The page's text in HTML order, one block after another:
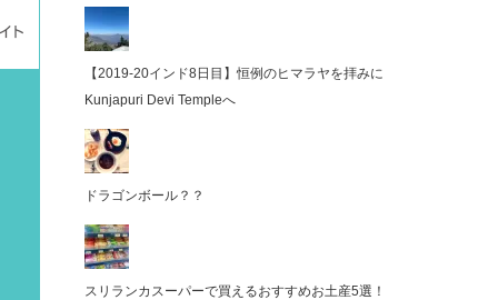
【2019-20インド8日目】恒例のヒマラヤを拝みに
Kunjapuri Devi Templeへ
ドラゴンボール？？
スリランカスーパーで買えるおすすめお土産5選！